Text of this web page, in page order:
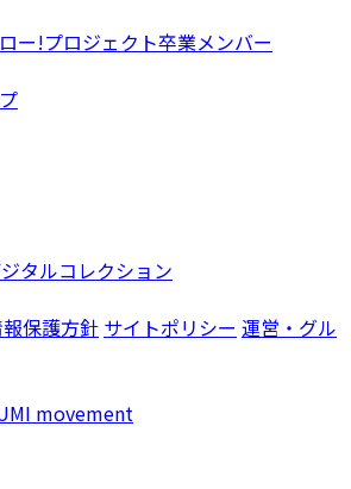
ー!プロジェクト卒業メンバー
タルコレクション
保護方針 サイトポリシー 運営・グル
movement